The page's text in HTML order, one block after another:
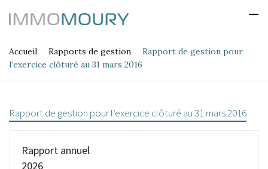
Accueil Rapports de gestion
Rapport de gestion pour
l’exercice clôturé au 31 mars 2016
Rapport de gestion pour l’exercice clôturé au 31 mars 2016
Rapport annuel
2026